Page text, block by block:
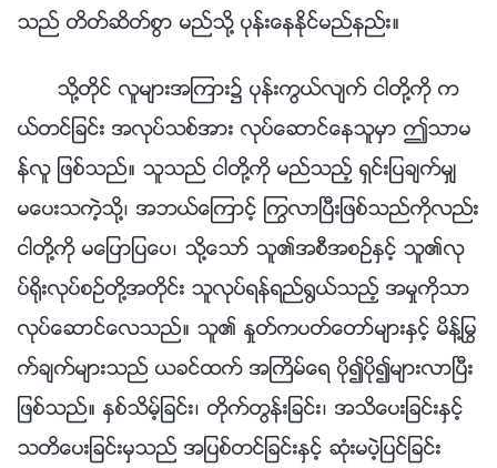
သည္ တိတ္ဆိတ္စြာ မည္သို႔ ပုန္းေနႏိုင္မည္နည္း။
သို႔တိုင္ လူမ်ားအၾကား၌ ပုန္းကြယ္လ်က္ ငါတို႔ကို က
ယ္တင္ျခင္း အလုပ္သစ္အား လုပ္ေဆာင္ေနသူမွာ ဤသာမ
န္လူ ျဖစ္သည္။ သူသည္ ငါတို႔ကို မည္သည့္ ရွင္းျပခ်က္မွ်
မေပးသကဲ့သို႔၊ အဘယ္ေၾကာင့္ ႂကြလာၿပီးျဖစ္သည္ကိုလည္း
ငါတို႔ကို မေျပာျပေပ၊ သို႔ေသာ္ သူ၏အစီအစဥ္ႏွင့္ သူ၏လု
ပ္႐ိုးလုပ္စဥ္တို႔အတိုင္း သူလုပ္ရန္ရည္႐ြယ္သည့္ အမႈကိုသာ
လုပ္ေဆာင္ေလသည္။ သူ၏ ႏႈတ္ကပတ္ေတာ္မ်ားႏွင့္ မိန္႔ႁမြ
က္ခ်က္မ်ားသည္ ယခင္ထက္ အႀကိမ္ေရ ပို၍ပို၍မ်ားလာၿပီး
ျဖစ္သည္။ ႏွစ္သိမ့္ျခင္း၊ တိုက္တြန္းျခင္း၊ အသိေပးျခင္းႏွင့္
သတိေပးျခင္းမွသည္ အျပစ္တင္ျခင္းႏွင့္ ဆုံးမပဲ့ျပင္ျခင္း